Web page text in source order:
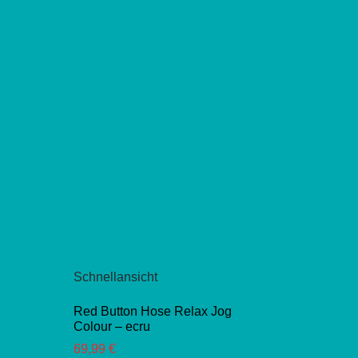
Schnellansicht
Red Button Hose Relax Jog
Colour – ecru
69,99 €